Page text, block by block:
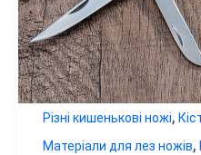
Різні кишенькові ножі,
Матеріали для лез ножів,